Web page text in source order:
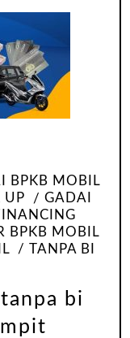
BPKB MOBIL
UP
GADAI
BPKB MOBIL
TANPA BI
bi